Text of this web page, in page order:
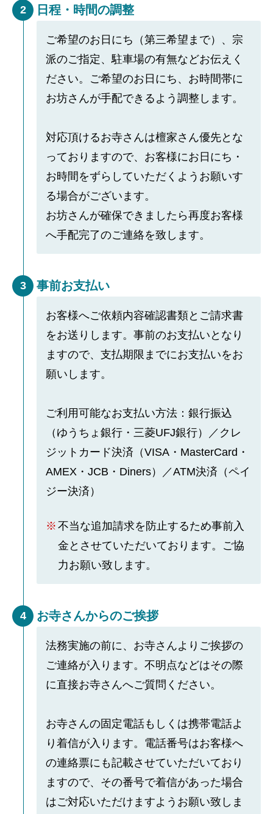
2 日程・時間の調整
ご希望のお日にち（第三希望まで）、宗
派のご指定、駐車場の有無などお伝えく
ださい。ご希望のお日にち、お時間帯に
お坊さんが手配できるよう調整します。
対応頂けるお寺さんは檀家さん優先とな
っておりますので、お客様にお日にち・
お時間をずらしていただくようお願いす
る場合がございます。
お坊さんが確保できましたら再度お客様
へ手配完了のご連絡を致します。
3 事前お支払い
お客様へご依頼内容確認書類とご請求書
をお送りします。事前のお支払いとなり
ますので、支払期限までにお支払いをお
願いします。
ご利用可能なお支払い方法：銀行振込
（ゆうちょ銀行・三菱UFJ銀行）／クレ
ジットカード決済（VISA・MasterCard・
AMEX・JCB・Diners）／ATM決済（ペイ
ジー決済）
不当な追加請求を防止するため事前入
金とさせていただいております。ご協
力お願い致します。
4 お寺さんからのご挨拶
法務実施の前に、お寺さんよりご挨拶の
ご連絡が入ります。不明点などはその際
に直接お寺さんへご質問ください。
お寺さんの固定電話もしくは携帯電話よ
り着信が入ります。電話番号はお客様へ
の連絡票にも記載させていただいており
ますので、その番号で着信があった場合
はご対応いただけますようお願い致しま